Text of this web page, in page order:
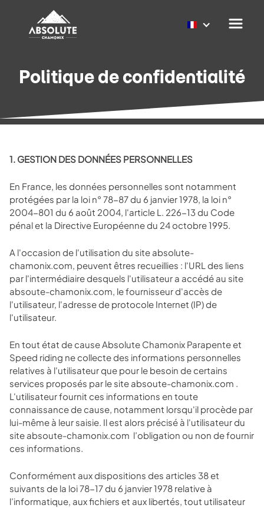
Politique de confidentialité
1. GESTION DES DONNÉES PERSONNELLES
En France, les données personnelles sont notamment
protégées par la loi n° 78-87 du 6 janvier 1978, la loi n°
2004-801 du 6 août 2004, l'article L. 226-13 du Code
pénal et la Directive Européenne du 24 octobre 1995.
A l'occasion de l'utilisation du site absolute-
chamonix.com, peuvent êtres recueillies : l'URL des liens
par l'intermédiaire desquels l'utilisateur a accédé au site
absoute-chamonix.com, le fournisseur d'accès de
l'utilisateur, l'adresse de protocole Internet (IP) de
l'utilisateur.
En tout état de cause Absolute Chamonix Parapente et
Speed riding ne collecte des informations personnelles
relatives à l'utilisateur que pour le besoin de certains
services proposés par le site absoute-chamonix.com .
L'utilisateur fournit ces informations en toute
connaissance de cause, notamment lorsqu'il procède par
lui-même à leur saisie. Il est alors précisé à l'utilisateur du
site absoute-chamonix.com l’obligation ou non de fournir
ces informations.
Conformément aux dispositions des articles 38 et
suivants de la loi 78-17 du 6 janvier 1978 relative à
l’informatique, aux fichiers et aux libertés, tout utilisateur